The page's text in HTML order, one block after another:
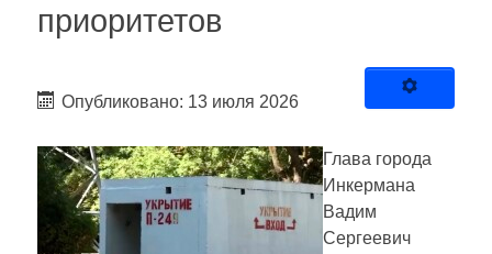
приоритетов
Опубликовано: 13 июля 2026
Глава города
Инкермана
Вадим
Сергеевич